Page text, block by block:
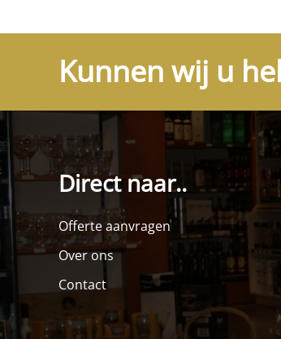
Kunnen wij u
Direct naar..
Offerte aanvragen
Over ons
Contact